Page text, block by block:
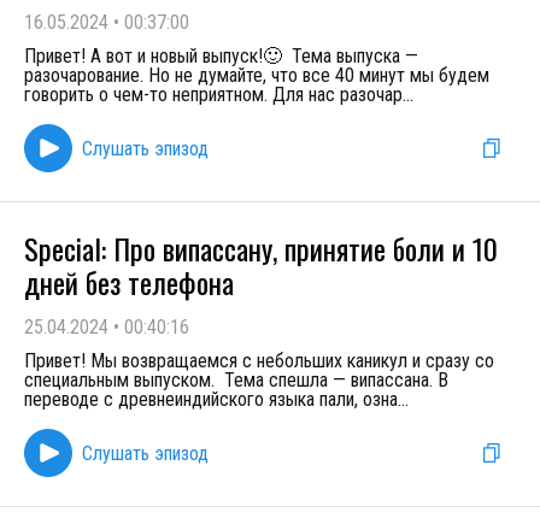
16.05.2024 • 00:37:00
Привет! А вот и новый выпуск!🙂 Тема выпуска —
разочарование. Но не думайте, что все 40 минут мы будем
говорить о чем-то неприятном. Для нас разочар...
Слушать эпизод
Special: Про випассану, принятие боли и 10
дней без телефона
25.04.2024 • 00:40:16
Привет! Мы возвращаемся с небольших каникул и сразу со
специальным выпуском. Тема спешла — випассана. В
переводе с древнеиндийского языка пали, озна...
Слушать эпизод